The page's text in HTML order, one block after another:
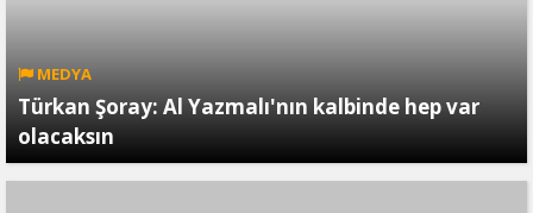
MEDYA
Türkan Şoray: Al Yazmalı'nın kalbinde hep var
olacaksın